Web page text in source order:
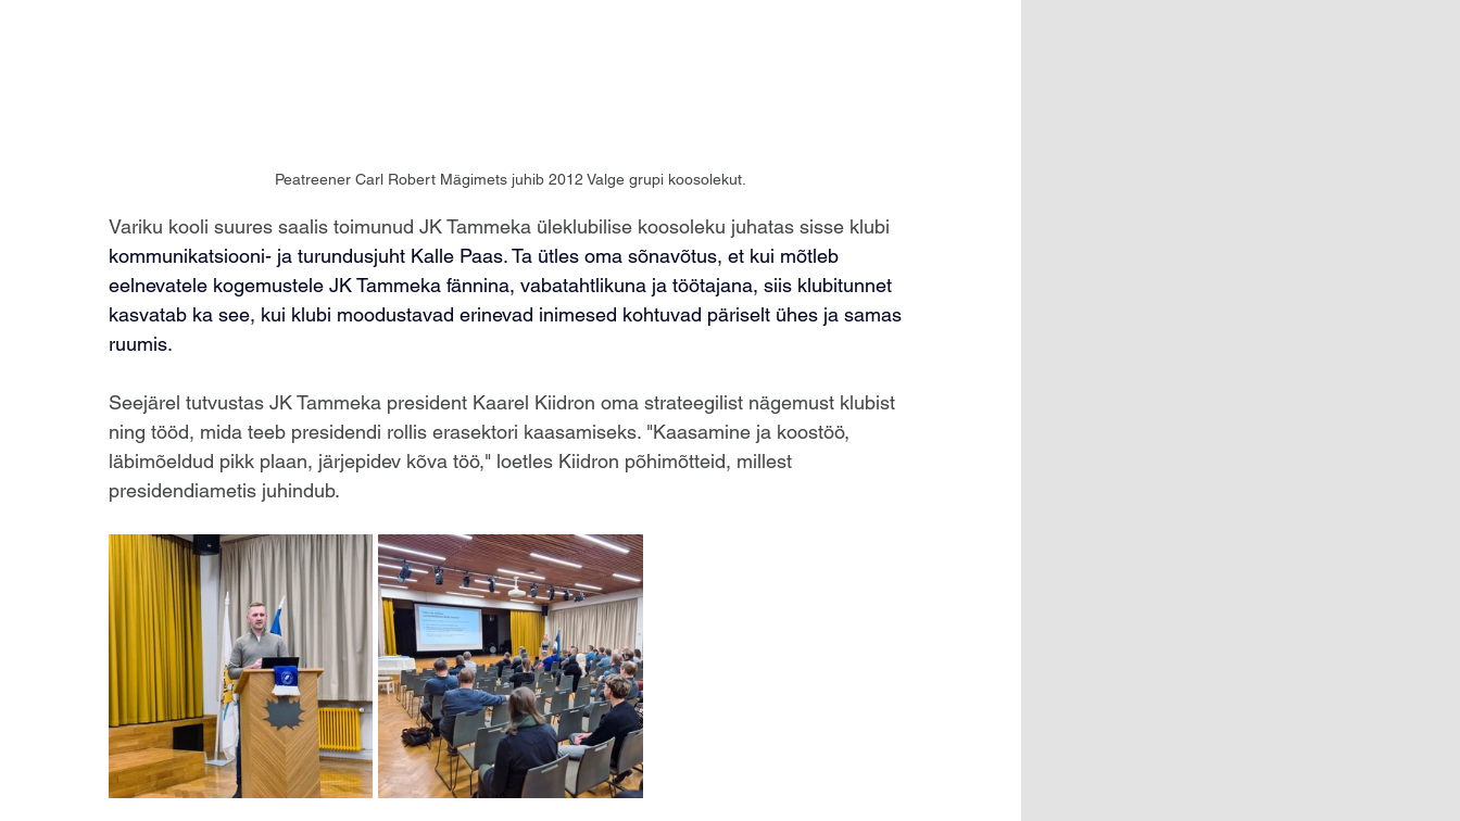
Peatreener Carl Robert Mägimets juhib 2012 Valge grupi koosolekut.
Variku kooli suures saalis toimunud JK Tammeka üleklubilise koosoleku juhatas sisse klubi
kommunikatsiooni- ja turundusjuht Kalle Paas. Ta ütles oma sõnavõtus, et kui mõtleb
eelnevatele kogemustele JK Tammeka fännina, vabatahtlikuna ja töötajana, siis klubitunnet
kasvatab ka see, kui klubi moodustavad erinevad inimesed kohtuvad päriselt ühes ja samas
ruumis.
Seejärel tutvustas JK Tammeka president Kaarel Kiidron oma strateegilist nägemust klubist
ning tööd, mida teeb presidendi rollis erasektori kaasamiseks. "Kaasamine ja koostöö,
läbimõeldud pikk plaan, järjepidev kõva töö," loetles Kiidron põhimõtteid, millest
presidendiametis juhindub.